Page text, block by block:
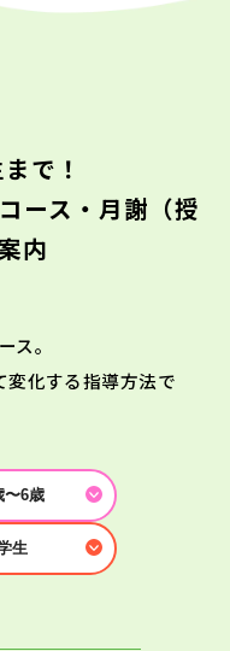
で！
ース・月謝（授
内
ス。
変化する指導方法で
〜6歳
生